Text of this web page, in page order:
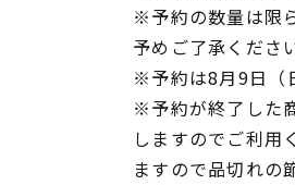
※予約の数量は限
予めご了承くださ
※予約は8月9日（
※予約が終了した
しますのでご利用
ますので品切れの